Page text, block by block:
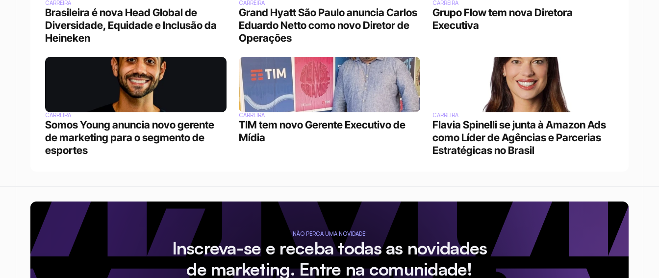
CARREIRA
Brasileira é nova Head Global de
Diversidade, Equidade e Inclusão da
Heineken
CARREIRA
Grand Hyatt São Paulo anuncia Carlos
Eduardo Netto como novo Diretor de
Operações
CARREIRA
Grupo Flow tem nova Diretora
Executiva
CARREIRA
Somos Young anuncia novo gerente
de marketing para o segmento de
esportes
CARREIRA
TIM tem novo Gerente Executivo de
Mídia
CARREIRA
Flavia Spinelli se junta à Amazon Ads
como Líder de Agências e Parcerias
Estratégicas no Brasil
NÃO PERCA UMA NOVIDADE!
Inscreva-se e receba todas as novidades
de marketing. Entre na comunidade!